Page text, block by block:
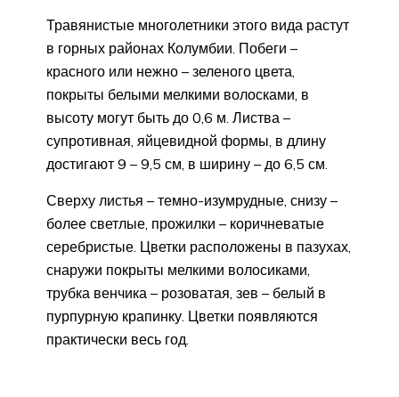
Травянистые многолетники этого вида растут
в горных районах Колумбии. Побеги –
красного или нежно – зеленого цвета,
покрыты белыми мелкими волосками, в
высоту могут быть до 0,6 м. Листва –
супротивная, яйцевидной формы, в длину
достигают 9 – 9,5 см, в ширину – до 6,5 см.
Сверху листья – темно-изумрудные, снизу –
более светлые, прожилки – коричневатые
серебристые. Цветки расположены в пазухах,
снаружи покрыты мелкими волосиками,
трубка венчика – розоватая, зев – белый в
пурпурную крапинку. Цветки появляются
практически весь год.